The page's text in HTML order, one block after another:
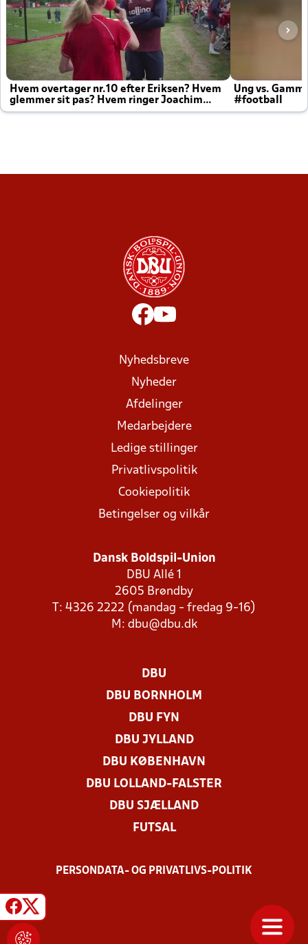
Hvem overtager nr.10 efter Eriksen? Hvem
glemmer sit pas? Hvem ringer Joachim
altid til efter kampe?
Ung vs.
#football
Nyhedsbreve
Nyheder
Afdelinger
Medarbejdere
Ledige stillinger
Privatlivspolitik
Cookiepolitik
Betingelser og vilkår
Dansk Boldspil-Union
DBU Allé 1
2605 Brøndby
T: 4326 2222 (mandag - fredag 9-16)
M: dbu@dbu.dk
DBU
DBU BORNHOLM
DBU FYN
DBU JYLLAND
DBU KØBENHAVN
DBU LOLLAND-FALSTER
DBU SJÆLLAND
FUTSAL
PERSONDATA- OG PRIVATLIVS-POLITIK